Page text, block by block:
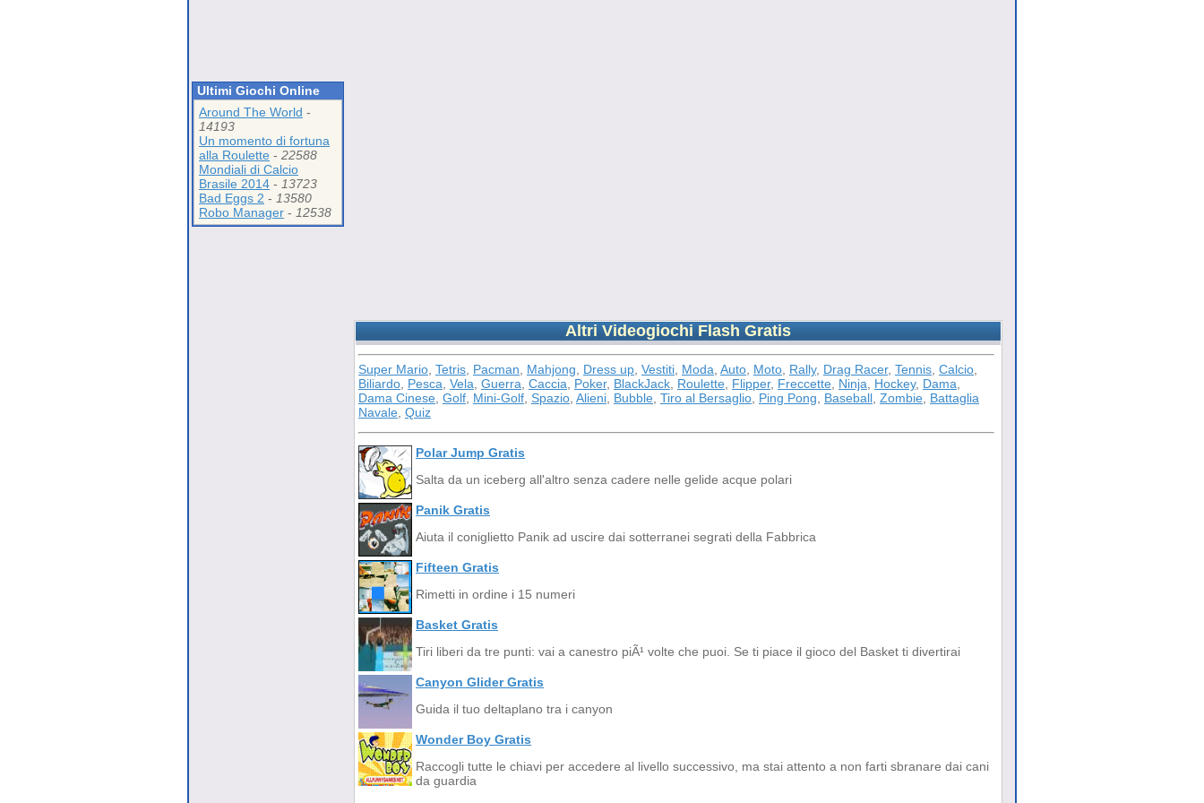
Ultimi Giochi Online
Around The World -
14193
Un momento di fortuna
alla Roulette - 22588
Mondiali di Calcio
Brasile 2014 - 13723
Bad Eggs 2 - 13580
Robo Manager - 12538
Altri Videogiochi Flash Gratis
Super Mario Tetris Pacman Mahjong Dress up Vestiti Moda Auto Moto Rally, Drag Racer, Tennis Calcio
Biliardo Pesca Vela Guerra Caccia Poker, BlackJack Roulette Flipper, Freccette Ninja Hockey, Dama
Dama Cinese Golf Mini-Golf Spazio Alieni Bubble Tiro al Bersaglio Ping Pong Baseball Zombie Battaglia
Navale Quiz
Polar Jump Gratis
Salta da un iceberg all'altro senza cadere nelle gelide acque polari
Panik Gratis
Aiuta il coniglietto Panik ad uscire dai sotterranei segrati della Fabbrica
Fifteen Gratis
Rimetti in ordine i 15 numeri
Basket Gratis
Tiri liberi da tre punti: vai a canestro piÃ¹ volte che puoi. Se ti piace il gioco del Basket ti divertirai
Canyon Glider Gratis
Guida il tuo deltaplano tra i canyon
Wonder Boy Gratis
Raccogli tutte le chiavi per accedere al livello successivo, ma stai attento a non farti sbranare dai cani
da guardia